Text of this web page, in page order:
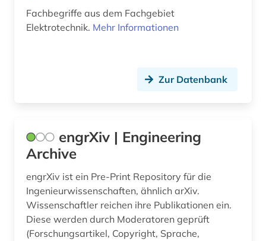
zweiter weltkrieg (2)
Fachbegriffe aus dem Fachgebiet
Elektrotechnik. Mehr Informationen
Zur Datenbank
engrXiv | Engineering
Archive
engrXiv ist ein Pre-Print Repository für die
Ingenieurwissenschaften, ähnlich arXiv.
Wissenschaftler reichen ihre Publikationen ein.
Diese werden durch Moderatoren geprüft
(Forschungsartikel, Copyright, Sprache,